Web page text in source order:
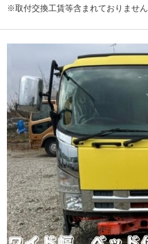
※取付交換工賃等含まれておりません